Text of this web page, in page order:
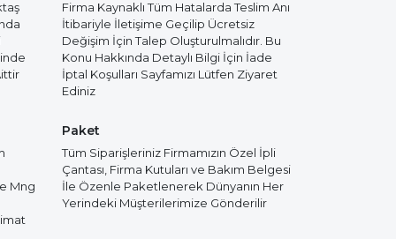
Firma Kaynaklı Tüm Hatalarda Teslim Anı
İtibariyle İletişime Geçilip Ücretsiz
Değişim İçin Talep Oluşturulmalıdır. Bu
Konu Hakkında Detaylı Bilgi İçin İade
İptal Koşulları Sayfamızı Lütfen Ziyaret
Ediniz
Mng
Paket
Tüm Siparişleriniz Firmamızın Özel İpli
Çantası, Firma Kutuları ve Bakım Belgesi
İle Özenle Paketlenerek Dünyanın Her
Yerindeki Müşterilerimize Gönderilir